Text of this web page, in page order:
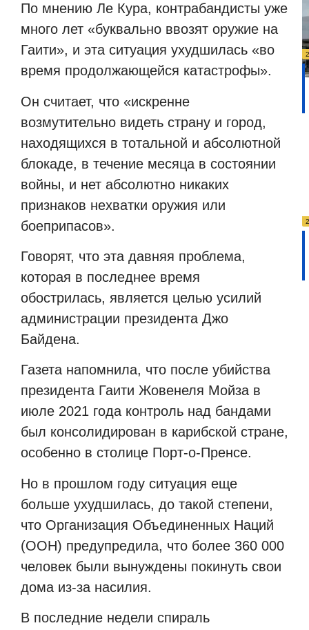
По мнению Ле Кура, контрабандисты уже
много лет «буквально ввозят оружие на
Гаити», и эта ситуация ухудшилась «во
время продолжающейся катастрофы».
Он считает, что «искренне
возмутительно видеть страну и город,
находящихся в тотальной и абсолютной
блокаде, в течение месяца в состоянии
войны, и нет абсолютно никаких
признаков нехватки оружия или
боеприпасов».
Говорят, что эта давняя проблема,
которая в последнее время
обострилась, является целью усилий
администрации президента Джо
Байдена.
Газета напомнила, что после убийства
президента Гаити Жовенеля Мойза в
июле 2021 года контроль над бандами
был консолидирован в карибской стране,
особенно в столице Порт-о-Пренсе.
Но в прошлом году ситуация еще
больше ухудшилась, до такой степени,
что Организация Объединенных Наций
(ООН) предупредила, что более 360 000
человек были вынуждены покинуть свои
дома из-за насилия.
В последние недели спираль